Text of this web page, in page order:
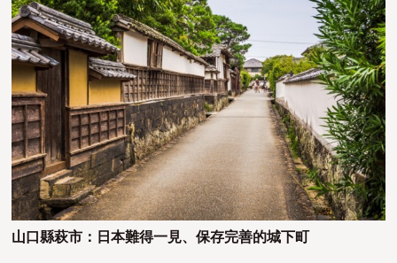
山口縣萩市：日本難得一見、保存完善的城下町